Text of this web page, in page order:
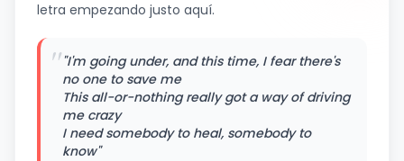
letra empezando justo aquí.
""I'm going under, and this time, I fear there's
no one to save me
This all-or-nothing really got a way of driving
me crazy
I need somebody to heal, somebody to
know"